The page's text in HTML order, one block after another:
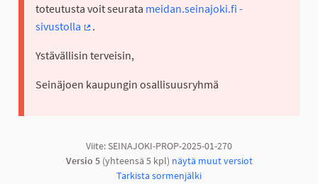
toteutusta voit seurata meidan.seinajoki.fi -
sivustolla
.
Ystävällisin terveisin,
Seinäjoen kaupungin osallisuusryhmä
Viite: SEINAJOKI-PROP-2025-01-270
Versio 5(yhteensä 5 kpl) näytä muut versiot
Tarkista sormenjälki